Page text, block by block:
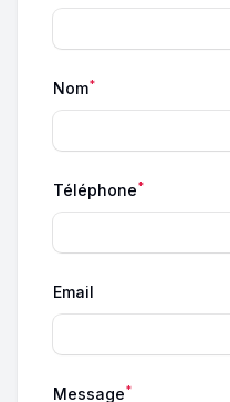
Nom*
Téléphone*
Email
Message*